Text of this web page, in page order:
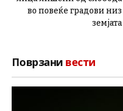
во повеќе градови низ
земјата
Поврзани вести